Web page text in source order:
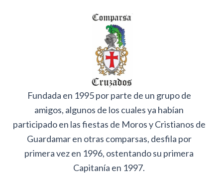
Fundada en 1995 por parte de un grupo de
amigos, algunos de los cuales ya habían
participado en las fiestas de Moros y Cristianos de
Guardamar en otras comparsas, desfila por
primera vez en 1996, ostentando su primera
Capitanía en 1997.